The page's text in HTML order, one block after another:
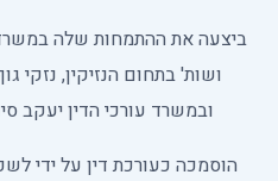
ביצעה את ההתמחות שלה במשרד
ושות' בתחום הנזיקין, נזקי
ובמשרד עורכי הדין יעקב
הוסמכה כעורכת דין על ידי